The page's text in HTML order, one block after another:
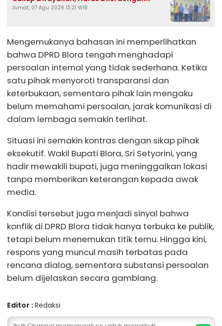
Gotong Royong dan Kolaborasi Lintas
Jumat, 07 Agu 2026 13:21 WIB
Mengemukanya bahasan ini memperlihatkan
bahwa DPRD Blora tengah menghadapi
persoalan internal yang tidak sederhana. Ketika
satu pihak menyoroti transparansi dan
keterbukaan, sementara pihak lain mengaku
belum memahami persoalan, jarak komunikasi di
dalam lembaga semakin terlihat.
Situasi ini semakin kontras dengan sikap pihak
eksekutif. Wakil Bupati Blora, Sri Setyorini, yang
hadir mewakili bupati, juga meninggalkan lokasi
tanpa memberikan keterangan kepada awak
media.
Kondisi tersebut juga menjadi sinyal bahwa
konflik di DPRD Blora tidak hanya terbuka ke publik,
tetapi belum menemukan titik temu. Hingga kini,
respons yang muncul masih terbatas pada
rencana dialog, sementara substansi persoalan
belum dijelaskan secara gamblang.
Editor :Redaksi